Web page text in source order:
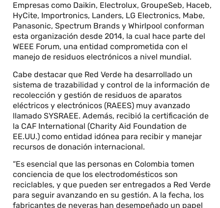
Empresas como Daikin, Electrolux, GroupeSeb, Haceb,
HyCite, Importronics, Landers, LG Electronics, Mabe,
Panasonic, Spectrum Brands y Whirlpool conforman
esta organización desde 2014, la cual hace parte del
WEEE Forum, una entidad comprometida con el
manejo de residuos electrónicos a nivel mundial.
Cabe destacar que Red Verde ha desarrollado un
sistema de trazabilidad y control de la información de
recolección y gestión de residuos de aparatos
eléctricos y electrónicos (RAEES) muy avanzado
llamado SYSRAEE. Además, recibió la certificación de
la CAF International (Charity Aid Foundation de
EE.UU.) como entidad idónea para recibir y manejar
recursos de donación internacional.
“Es esencial que las personas en Colombia tomen
conciencia de que los electrodomésticos son
reciclables, y que pueden ser entregados a Red Verde
para seguir avanzando en su gestión. A la fecha, los
fabricantes de neveras han desempeñado un papel